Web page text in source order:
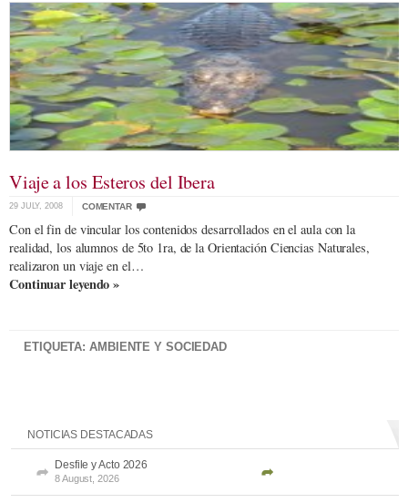
Viaje a los Esteros del Ibera
29 JULY, 2008 COMENTAR
Con el fin de vincular los contenidos desarrollados en el aula con la
realidad, los alumnos de 5to 1ra, de la Orientación Ciencias Naturales,
realizaron un viaje en el…
Continuar leyendo »
ETIQUETA: AMBIENTE Y SOCIEDAD
NOTICIAS DESTACADAS
Desfile y Acto 2026
8 August, 2026